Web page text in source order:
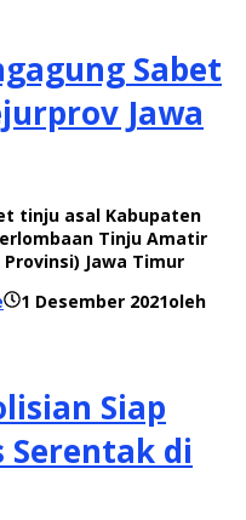
Sabet
Jawa
tinju asal Kabupaten
Tinju Amatir
Jawa Timur
1 Desember 2021oleh
Siap
Serentak di